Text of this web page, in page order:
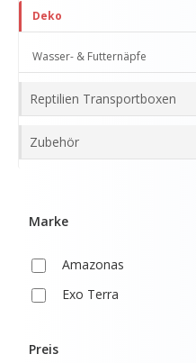
Deko
Wasser- & Futternäpfe
Reptilien Transportboxen
Zubehör
Marke
Amazonas
Exo Terra
Preis